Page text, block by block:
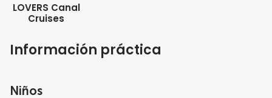
LOVERS Canal
Cruises
Información práctica
Niños